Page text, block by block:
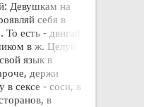
Девушкам на
себя в
есть - двигай
в ж. Целуй
язык в
держи
в сексе - соси, в
в